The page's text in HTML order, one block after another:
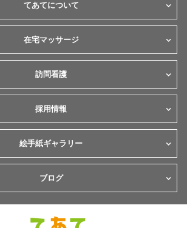
てあてについて
在宅マッサージ
訪問看護
採用情報
絵手紙ギャラリー
ブログ